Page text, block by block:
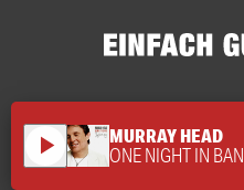
play_arrow MURRAY HEAD
ONE NIGHT IN